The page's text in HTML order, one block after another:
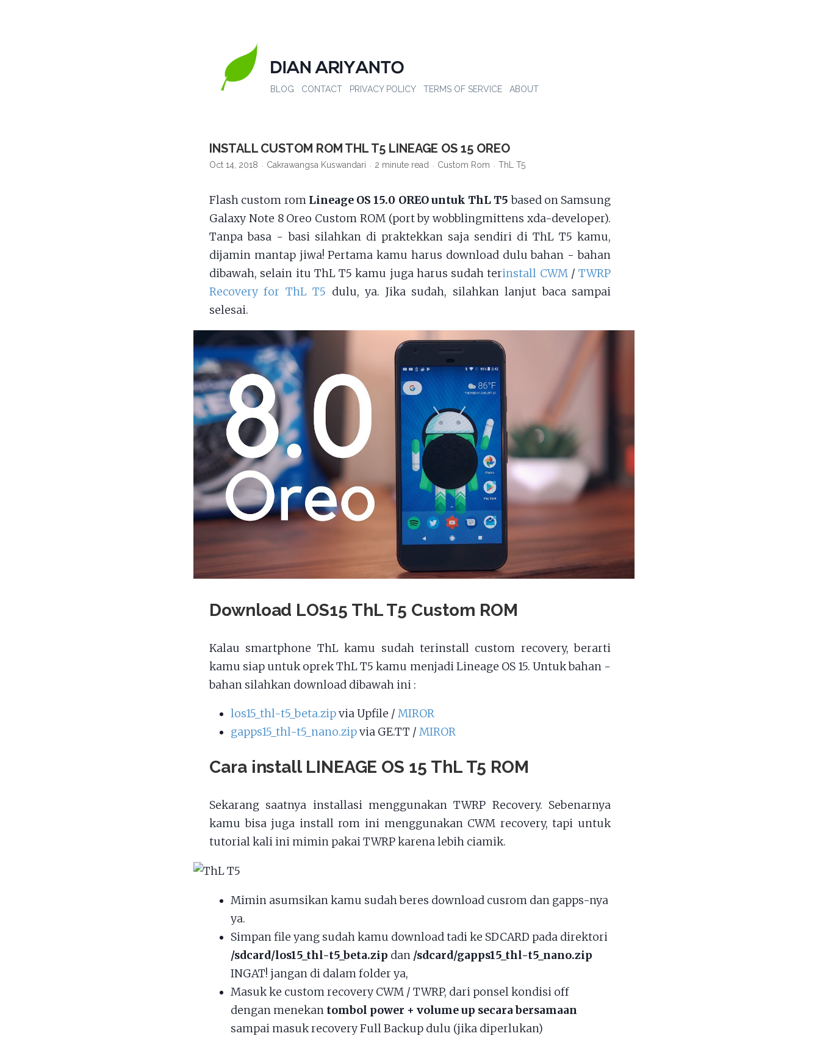
DIAN ARIYANTO
BLOG CONTACT PRIVACY POLICY TERMS OF SERVICE ABOUT
INSTALL CUSTOM ROM THL T5 LINEAGE OS 15 OREO
Oct 14, 2018 Cakrawangsa Kuswandari 2 minute read Custom Rom ThL T5
Flash custom rom Lineage OS 15.0 OREO untuk ThL T5 based on Samsung
Galaxy Note 8 Oreo Custom ROM (port by wobblingmittens xda-developer).
Tanpa basa - basi silahkan di praktekkan saja sendiri di ThL T5 kamu,
dijamin mantap jiwa! Pertama kamu harus download dulu bahan - bahan
dibawah, selain itu ThL T5 kamu juga harus sudah terinstall CWM/ TWRP
Recovery for ThL T5 dulu, ya. Jika sudah, silahkan lanjut baca sampai
selesai.
Download LOS15 ThL T5 Custom ROM
Kalau smartphone ThL kamu sudah terinstall custom recovery, berarti
kamu siap untuk oprek ThL T5 kamu menjadi Lineage OS 15. Untuk bahan -
bahan silahkan download dibawah ini :
los15_thl-t5_beta.zipvia Upfile /MIROR
gapps15_thl-t5_nano.zipvia GE.TT /MIROR
Cara install LINEAGE OS 15 ThL T5 ROM
Sekarang saatnya installasi menggunakan TWRP Recovery. Sebenarnya
kamu bisa juga install rom ini menggunakan CWM recovery, tapi untuk
tutorial kali ini mimin pakai TWRP karena lebih ciamik.
Mimin asumsikan kamu sudah beres download cusrom dan gapps-nya
ya.
Simpan file yang sudah kamu download tadi ke SDCARD pada direktori
/sdcard/los15_thl-t5_beta.zip dan /sdcard/gapps15_thl-t5_nano.zip
INGAT! jangan di dalam folder ya,
Masuk ke custom recovery CWM / TWRP, dari ponsel kondisi off
dengan menekan tombol power + volume up secara bersamaan
sampai masuk recovery Full Backup dulu (jika diperlukan)